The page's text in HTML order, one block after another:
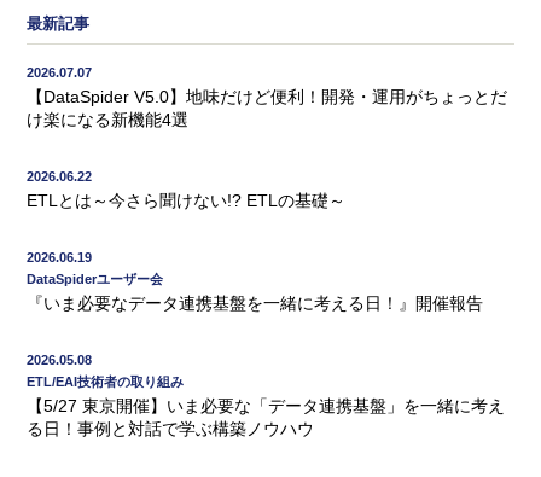
最新記事
2026.07.07
【DataSpider V5.0】地味だけど便利！開発・運用がちょっとだ
け楽になる新機能4選
2026.06.22
ETLとは～今さら聞けない!? ETLの基礎～
2026.06.19
DataSpiderユーザー会
『いま必要なデータ連携基盤を一緒に考える日！』開催報告
2026.05.08
ETL/EAI技術者の取り組み
【5/27 東京開催】いま必要な「データ連携基盤」を一緒に考え
る日！事例と対話で学ぶ構築ノウハウ